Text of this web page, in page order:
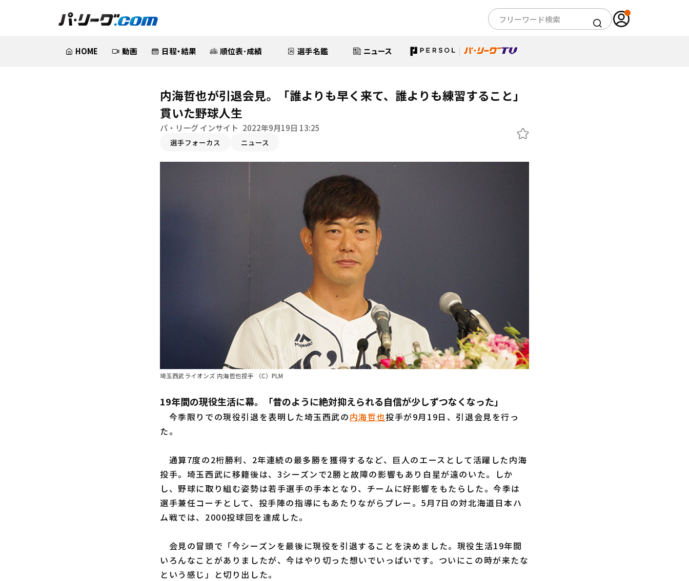
HOME 動画 日程・結果 順位表･成績 選手名鑑 ニュース
内海哲也が引退会見。「誰よりも早く来て、誰よりも練習すること」
貫いた野球人生
パ・リーグ インサイト 2022年9月19日 13:25
選手フォーカス ニュース
埼玉西武ライオンズ 内海哲也投手 （C）PLM
19年間の現役生活に幕。「昔のように絶対抑えられる自信が少しずつなくなった」
今季限りでの現役引退を表明した埼玉西武の内海哲也投手が9月19日、引退会見を行っ
た。
通算7度の2桁勝利、2年連続の最多勝を獲得するなど、巨人のエースとして活躍した内海
投手。埼玉西武に移籍後は、3シーズンで2勝と故障の影響もあり白星が遠のいた。しか
し、野球に取り組む姿勢は若手選手の手本となり、チームに好影響をもたらした。今季は
選手兼任コーチとして、投手陣の指導にもあたりながらプレー。5月7日の対北海道日本ハ
ム戦では、2000投球回を達成した。
会見の冒頭で「今シーズンを最後に現役を引退することを決めました。現役生活19年間
いろんなことがありましたが、今はやり切った想いでいっぱいです。ついにこの時が来たな
という感じ」と切り出した。